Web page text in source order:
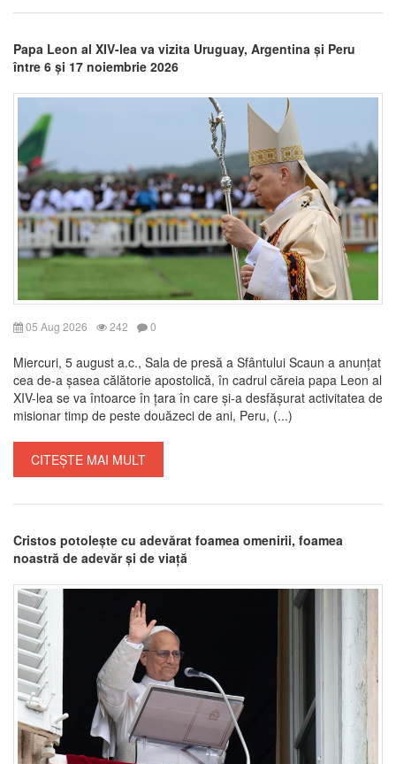
Papa Leon al XIV-lea va vizita Uruguay, Argentina și Peru
între 6 și 17 noiembrie 2026
05 Aug 2026 242 0
Miercuri, 5 august a.c., Sala de presă a Sfântului Scaun a anunțat
cea de-a șasea călătorie apostolică, în cadrul căreia papa Leon al
XIV-lea se va întoarce în țara în care și-a desfășurat activitatea de
misionar timp de peste douăzeci de ani, Peru, (...)
CITEȘTE MAI MULT
Cristos potolește cu adevărat foamea omenirii, foamea
noastră de adevăr și de viață